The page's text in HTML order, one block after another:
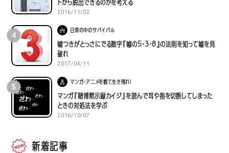
トから脱出できるのかを考える
2016/11/02
4
日常の中のサバイバル
嘘つきがとっさにでる数字『嘘の5・3・8』の法則を知って嘘を見
破れ
2017/04/11
5
マンガ・アニメを観て生き残れ！
マンガ『賭博黙示録カイジ』を読んで耳や指を切断してしまった
ときの対処法を学ぶ
2016/10/07
新着記事